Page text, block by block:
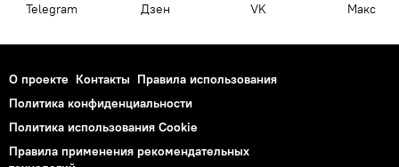
Telegram Дзен VK Макс
О проекте Контакты Правила использования
Политика конфиденциальности
Политика использования Cookie
Правила применения рекомендательных